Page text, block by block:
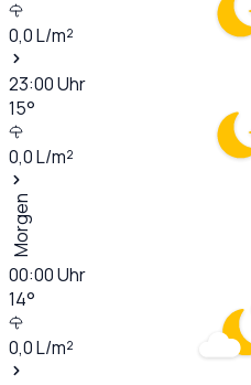
0,0L/m²
23:00Uhr
15°
0,0L/m²
Morgen
00:00Uhr
14°
0,0L/m²